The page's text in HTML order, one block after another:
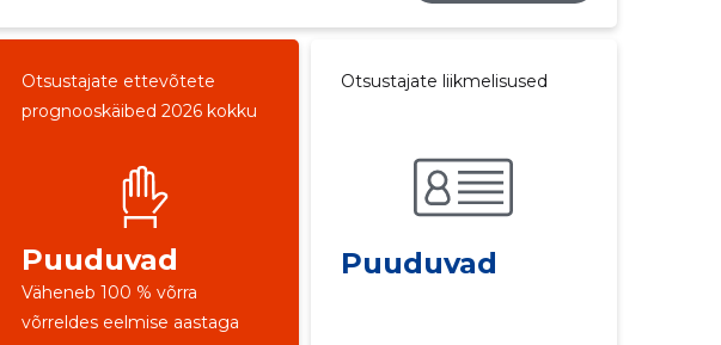
Otsustajate ettevõtete
prognooskäibed 2026 kokku
Puuduvad
Väheneb 100 % võrra
võrreldes eelmise aastaga
Otsustajate liikmelisused
Puuduvad